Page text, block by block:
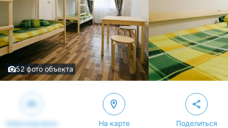
52 фото объекта
Забронировать На карте Поделиться